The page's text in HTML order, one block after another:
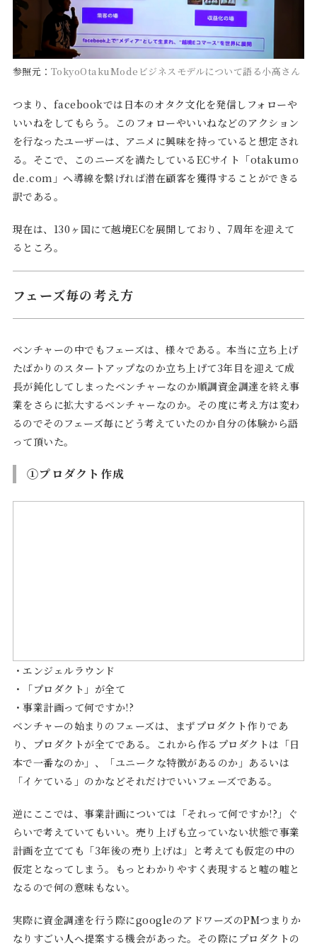
参照元： TokyoOtakuMode ビジネスモデルについて語る小高さん
つまり、facebookでは日本のオタク文化を発信しフォローや
いいねをしてもらう。このフォローやいいねなどのアクション
を行なったユーザーは、アニメに興味を持っていると想定され
る。そこで、このニーズを満たしているECサイト「otakumo
de.com」へ導線を繋げれば潜在顧客を獲得することができる
訳である。
現在は、130ヶ国にて越境ECを展開しており、7周年を迎えて
るところ。
フェーズ毎の考え方
ベンチャーの中でもフェーズは、様々である。本当に立ち上げ
たばかりのスタートアップなのか立ち上げて3年目を迎えて成
長が鈍化してしまったベンチャーなのか順調資金調達を終え事
業をさらに拡大するベンチャーなのか。その度に考え方は変わ
るのでそのフェーズ毎にどう考えていたのか自分の体験から語
って頂いた。
①プロダクト作成
・エンジェルラウンド
・「プロダクト」が全て
・事業計画って何ですか!?
ベンチャーの始まりのフェーズは、まずプロダクト作りであ
り、プロダクトが全てである。これから作るプロダクトは「日
本で一番なのか」、「ユニークな特徴があるのか」あるいは
「イケている」のかなどそれだけでいいフェーズである。
逆にここでは、事業計画については「それって何ですか!?」ぐ
らいで考えていてもいい。売り上げも立っていない状態で事業
計画を立てても「3年後の売り上げは」と考えても仮定の中の
仮定となってしまう。もっとわかりやすく表現すると嘘の嘘と
なるので何の意味もない。
実際に資金調達を行う際にgoogleのアドワーズのPMつまりか
なりすごい人へ提案する機会があった。その際にプロダクトの